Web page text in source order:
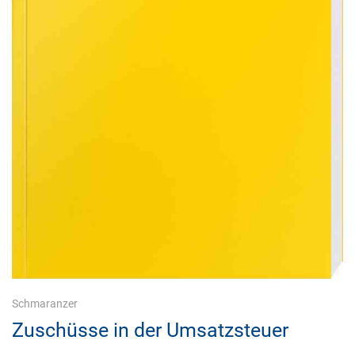
Schmaranzer
Zuschüsse in der Umsatzsteuer